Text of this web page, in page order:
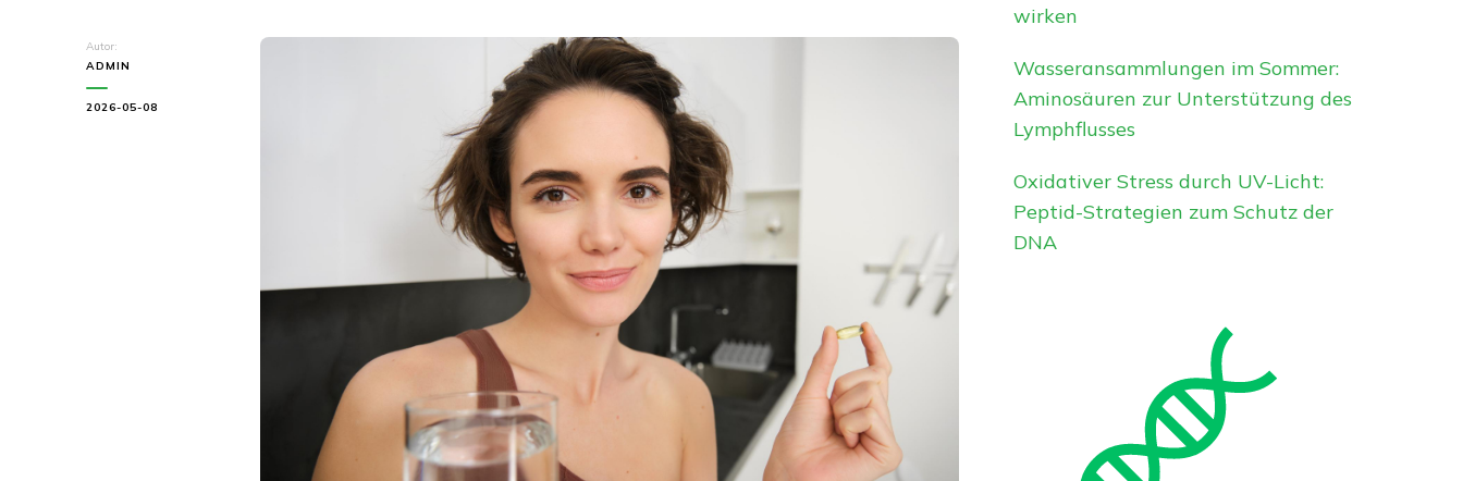
Autor:
ADMIN
2026-05-08
wirken
Wasseransammlungen im Sommer:
Aminosäuren zur Unterstützung des
Lymphflusses
Oxidativer Stress durch UV-Licht:
Peptid-Strategien zum Schutz der
DNA